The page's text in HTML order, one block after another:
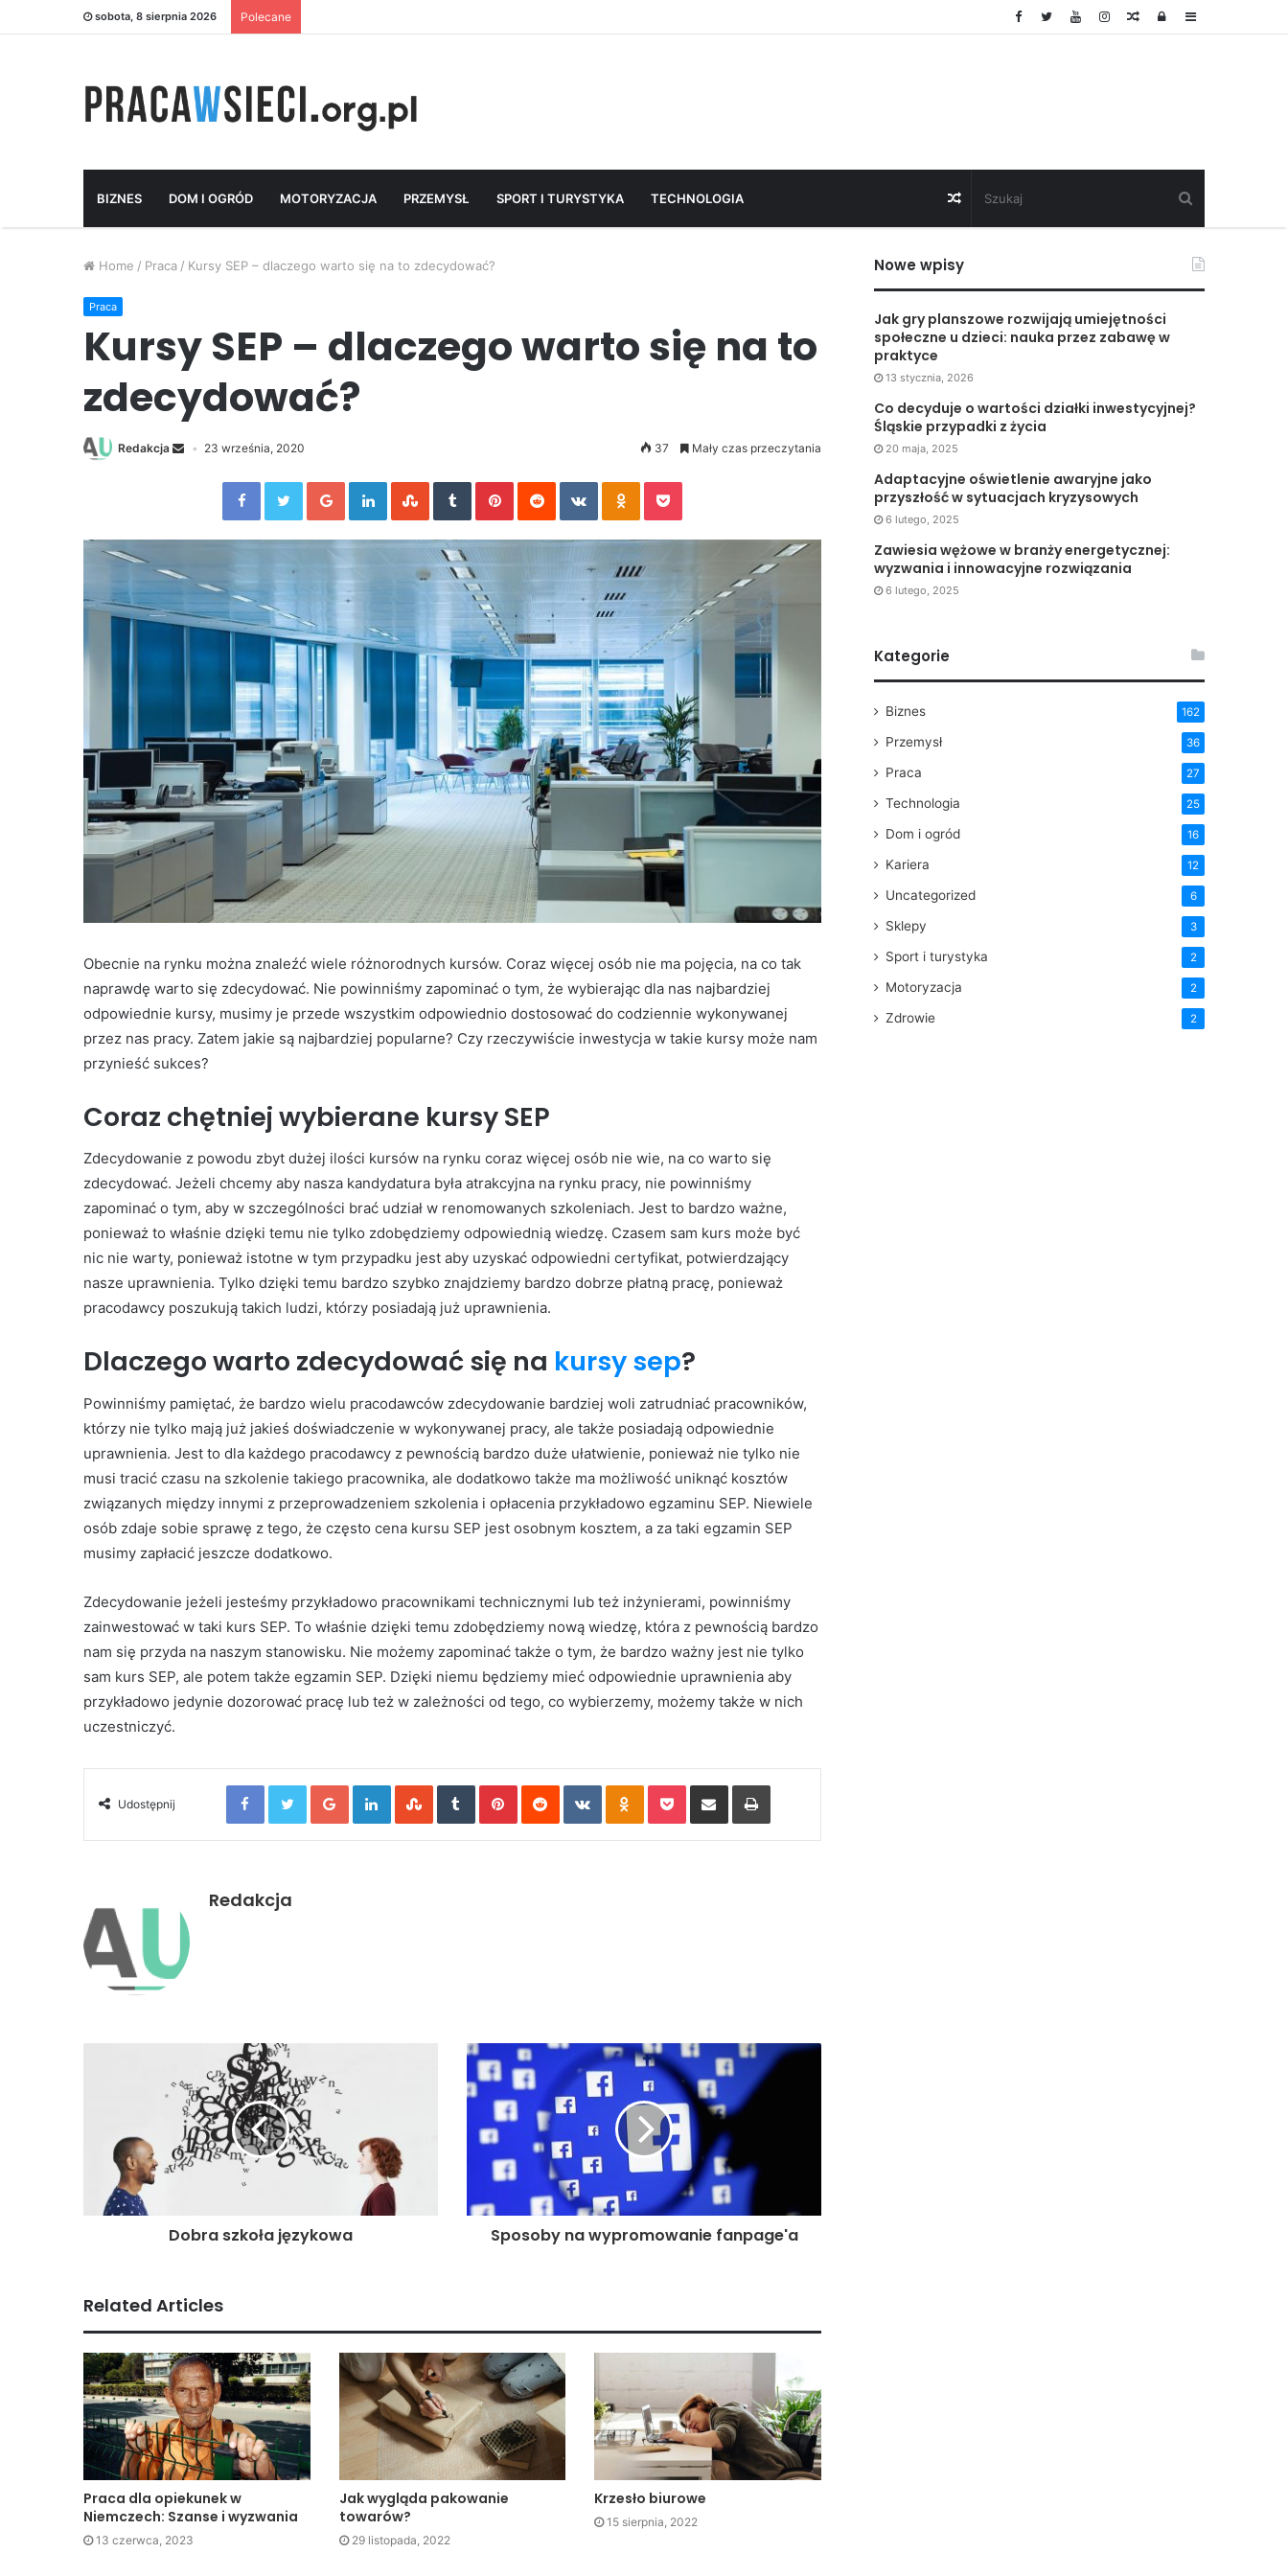
sobota, 8 sierpnia 2026 Polecane Sidebar
Log
Random
BIZNES DOM I OGRÓD MOTORYZACJA PRZEMYSŁ SPORT I TURYSTYKA TECHNOLOGIA Random
Home / Praca / Kursy SEP – dlaczego warto się na to zdecydować?
Praca
Kursy SEP – dlaczego warto się na to
zdecydować?
Redakcja 23 września, 2020 37 Mały czas przeczytania
FacebookTwitterGoogle+LinkedInStumbleUpon
TumblrPinterestReddit VKontakteOdnoklassniki
Pocket
Obecnie na rynku można znaleźć wiele różnorodnych kursów. Coraz więcej osób nie ma pojęcia, na co tak
naprawdę warto się zdecydować. Nie powinniśmy zapominać o tym, że wybierając dla nas najbardziej
odpowiednie kursy, musimy je przede wszystkim odpowiednio dostosować do codziennie wykonywanej
przez nas pracy. Zatem jakie są najbardziej popularne? Czy rzeczywiście inwestycja w takie kursy może nam
przynieść sukces?
Coraz chętniej wybierane kursy SEP
Zdecydowanie z powodu zbyt dużej ilości kursów na rynku coraz więcej osób nie wie, na co warto się
zdecydować. Jeżeli chcemy aby nasza kandydatura była atrakcyjna na rynku pracy, nie powinniśmy
zapominać o tym, aby w szczególności brać udział w renomowanych szkoleniach. Jest to bardzo ważne,
ponieważ to właśnie dzięki temu nie tylko zdobędziemy odpowiednią wiedzę. Czasem sam kurs może być
nic nie warty, ponieważ istotne w tym przypadku jest aby uzyskać odpowiedni certyfikat, potwierdzający
nasze uprawnienia. Tylko dzięki temu bardzo szybko znajdziemy bardzo dobrze płatną pracę, ponieważ
pracodawcy poszukują takich ludzi, którzy posiadają już uprawnienia.
Dlaczego warto zdecydować się na kursy sep?
Powinniśmy pamiętać, że bardzo wielu pracodawców zdecydowanie bardziej woli zatrudniać pracowników,
którzy nie tylko mają już jakieś doświadczenie w wykonywanej pracy, ale także posiadają odpowiednie
uprawnienia. Jest to dla każdego pracodawcy z pewnością bardzo duże ułatwienie, ponieważ nie tylko nie
musi tracić czasu na szkolenie takiego pracownika, ale dodatkowo także ma możliwość uniknąć kosztów
związanych między innymi z przeprowadzeniem szkolenia i opłacenia przykładowo egzaminu SEP. Niewiele
osób zdaje sobie sprawę z tego, że często cena kursu SEP jest osobnym kosztem, a za taki egzamin SEP
musimy zapłacić jeszcze dodatkowo.
Zdecydowanie jeżeli jesteśmy przykładowo pracownikami technicznymi lub też inżynierami, powinniśmy
zainwestować w taki kurs SEP. To właśnie dzięki temu zdobędziemy nową wiedzę, która z pewnością bardzo
nam się przyda na naszym stanowisku. Nie możemy zapominać także o tym, że bardzo ważny jest nie tylko
sam kurs SEP, ale potem także egzamin SEP. Dzięki niemu będziemy mieć odpowiednie uprawnienia aby
przykładowo jedynie dozorować pracę lub też w zależności od tego, co wybierzemy, możemy także w nich
uczestniczyć.
Udostępnij
FacebookTwitterGoogle+LinkedInStumbleUpon
TumblrPinterestReddit VKontakteOdnoklassniki
PocketShare via Email Print
Redakcja
Dobra szkoła językowa Sposoby na wypromowanie fanpage'a
Related Articles
Praca dla opiekunek w
Niemczech: Szanse i wyzwania
13 czerwca, 2023
Jak wygląda pakowanie
towarów?
29 listopada, 2022
Krzesło biurowe
15 sierpnia, 2022
Nowe wpisy
Jak gry planszowe rozwijają umiejętności
społeczne u dzieci: nauka przez zabawę w
praktyce
13 stycznia, 2026
Co decyduje o wartości działki inwestycyjnej?
Śląskie przypadki z życia
20 maja, 2025
Adaptacyjne oświetlenie awaryjne jako
przyszłość w sytuacjach kryzysowych
6 lutego, 2025
Zawiesia wężowe w branży energetycznej:
wyzwania i innowacyjne rozwiązania
6 lutego, 2025
Kategorie
Biznes 162
Przemysł 36
Praca 27
Technologia 25
Dom i ogród 16
Kariera 12
Uncategorized 6
Sklepy 3
Sport i turystyka 2
Motoryzacja 2
Zdrowie 2